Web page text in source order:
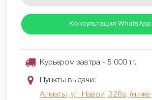
Консультация WhatsApp
Курьером завтра - 5 000 тг.
Пункты выдачи:
Алматы, ул. Навои, 328а, (ниже